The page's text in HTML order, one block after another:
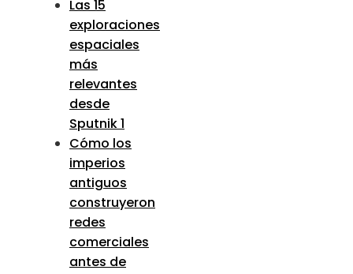
Las 15
exploraciones
espaciales
más
relevantes
desde
Sputnik 1
Cómo los
imperios
antiguos
construyeron
redes
comerciales
antes de